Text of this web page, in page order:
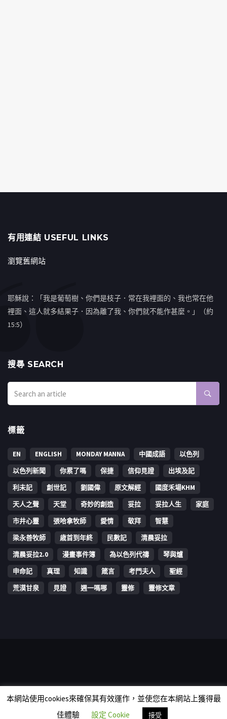
有用連結 USEFUL LINKS
瀏覽舊網站
耶穌說：「我是葡萄樹、你們是枝子．常在我裡面的、我也常在他
裡面、這人就多結果子．因為離了我、你們就不能作甚麼。」（約
15:5）
搜㝷 SEARCH
標籤
EN ENGLISH MONDAY MANNA 中國成語
以色列
以色列新聞
你累了嗎 保捷 信仰見證
出埃及記
利未記
創世記 劉國偉 原文解經
國度禾場KHM
天人之聲
天堂 奇妙的創造 妥拉 妥拉人生
家庭
市井心靈
張哈拿牧師 愛情 敬拜
智慧
梁永善牧師
歳首到年終 民數記
清晨妥拉
清晨妥拉2.0
漫畫事件簿 為以色列代禱
琴與爐
申命記
真理 知識 箴言 考門夫人
聖經
荒漠甘泉
見證 週一嗎哪 靈修 靈修文章
rights reserved.
本網站使用cookies來確保其有效運作，並使您在本網站上獲得最
佳體驗
設定 Cookie 接受